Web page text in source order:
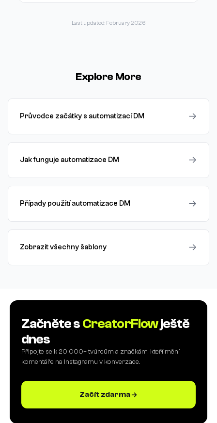
Last updated: February 2026
Explore More
Průvodce začátky s automatizací DM →
Jak funguje automatizace DM →
Případy použití automatizace DM →
Zobrazit všechny šablony →
Začněte sCreatorFlowještě
dnes
Připojte se k 20 000+ tvůrcům a značkám, kteří mění
komentáře na Instagramu v konverzace.
Začít zdarma